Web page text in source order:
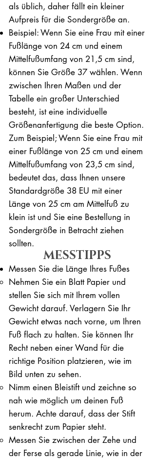
als üblich, daher fällt ein kleiner
Aufpreis für die Sondergröße an.
Beispiel: Wenn Sie eine Frau mit einer
Fußlänge von 24 cm und einem
Mittelfußumfang von 21,5 cm sind,
können Sie Größe 37 wählen. Wenn
zwischen Ihren Maßen und der
Tabelle ein großer Unterschied
besteht, ist eine individuelle
Größenanfertigung die beste Option.
Zum Beispiel; Wenn Sie eine Frau mit
einer Fußlänge von 25 cm und einem
Mittelfußumfang von 23,5 cm sind,
bedeutet das, dass Ihnen unsere
Standardgröße 38 EU mit einer
Länge von 25 cm am Mittelfuß zu
klein ist und Sie eine Bestellung in
Sondergröße in Betracht ziehen
sollten.
MESSTIPPS
Messen Sie die Länge Ihres Fußes
Nehmen Sie ein Blatt Papier und
stellen Sie sich mit Ihrem vollen
Gewicht darauf. ​Verlagern Sie Ihr
Gewicht etwas nach vorne, um Ihren
Fuß flach zu halten. Sie können Ihr
Recht neben einer Wand für die
richtige Position platzieren, wie im
Bild unten zu sehen.
Nimm einen Bleistift und zeichne so
nah wie möglich um deinen Fuß
herum. Achte darauf, dass der Stift
senkrecht zum Papier steht.
Messen Sie zwischen der Zehe und
der Ferse als gerade Linie, wie in der